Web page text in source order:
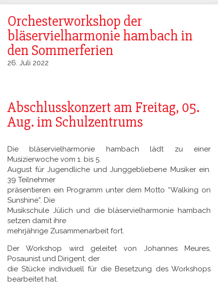
Orchesterworkshop der
bläservielharmonie hambach in
den Sommerferien
26. Juli 2022
Abschlusskonzert am Freitag, 05.
Aug. im Schulzentrums
Die bläservielharmonie hambach lädt zu einer
Musizierwoche vom 1. bis 5.
August für Jugendliche und Junggebliebene Musiker ein.
39 Teilnehmer
präsentieren ein Programm unter dem Motto “Walking on
Sunshine”. Die
Musikschule Jülich und die bläservielharmonie hambach
setzen damit ihre
mehrjährige Zusammenarbeit fort.
Der Workshop wird geleitet von Johannes Meures,
Posaunist und Dirigent, der
die Stücke individuell für die Besetzung des Workshops
bearbeitet hat.